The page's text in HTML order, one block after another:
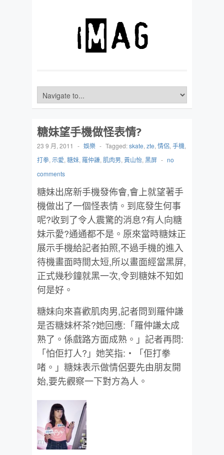
糖妹望手機做怪表情?
23 9 月, 2011 - 娛樂 - Tagged:skate, zte, 情侶, 手機,
打拳, 示愛, 糖妹, 羅仲謙, 肌肉男, 黃山怡, 黑屏 - no
comments
糖妹出席新手機發佈會,會上就望著手
機做出了一個怪表情。到底發生何事
呢?收到了令人震驚的消息?有人向糖
妹示愛?通通都不是。原來當時糖妹正
展示手機給記者拍照,不過手機的進入
待機畫面時間太短,所以畫面經當黑屏,
正式幾秒鐘就黑一次,令到糖妹不知如
何是好。
糖妹向來喜歡肌肉男,記者問到羅仲謙
是否糖妹杯茶?她回應:「羅仲謙太成
熟了。係戲路方面成熟。」記者再問:
「怕佢打人?」她笑指:‧「佢打拳
啫。」糖妹表示做情侶要先由朋友開
始,要先觀察一下對方為人。